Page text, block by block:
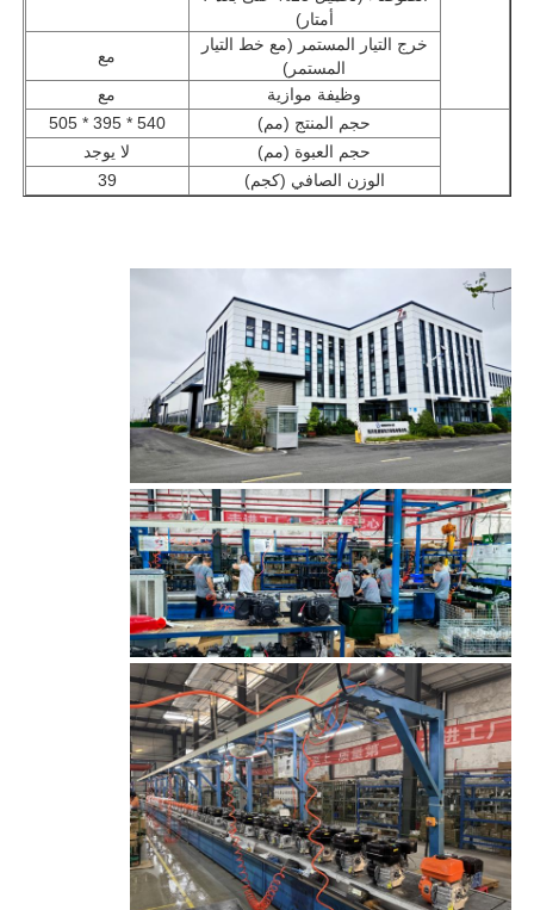
أمتار)
خرج التيار المستمر (مع خط التيار
المستمر)
مع
وظيفة موازية
مع
حجم المنتج (مم)
540 * 395 * 505
حجم العبوة (مم)
لا يوجد
الوزن الصافي (كجم)
39